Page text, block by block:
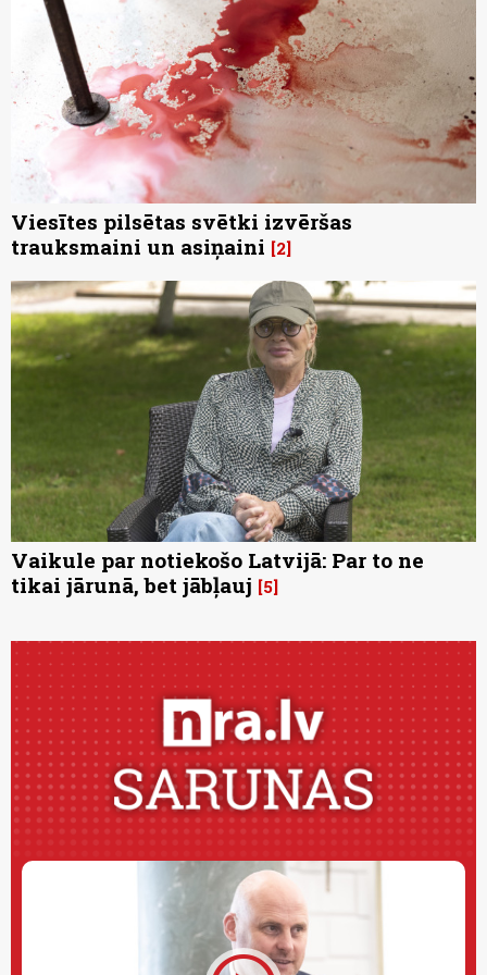
Viesītes pilsētas svētki izvēršas
trauksmaini un asiņaini 2
Vaikule par notiekošo Latvijā: Par to ne
tikai jārunā, bet jābļauj 5